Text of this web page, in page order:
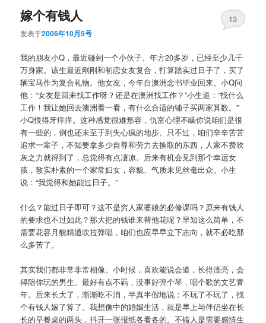
嫁个有钱人
发表于2006年10月5号
13
我的朋友小Q，最近碰到一个小伙子。年方20多岁，已经至少几千
万身家。该生最近刚刚和初恋女友复合，打算踏实过日子了，买了
辆宝马作为复合礼物。他女友，今年自澳洲念书毕业回来。小Q问
他：“女友是回来找工作呀？还是在澳洲找工作？”小生道：“找什么
工作！我让她回去澳洲看一看，有什么合适的铺子买两家算数。”
小Q恨得牙痒痒。这种感觉很难形容，仇富心理不瞒你说咱们是很
有一些的，倒也还未至于到失心疯的地步。只不过，咱们辛辛苦苦
追求一辈子，不知要拿多少自尊和劳力去换取的东西，人家不费吹
灰之力就得到了，总觉得有点凄凉。后来有机会见到那个幸运女
孩，敦实朴素的一个家常妇女，容貌、气质未见丝毫出众。小生
说：“我觉得和她能过日子。”
什么？能过日子即可？这不是穷人家婆娘的必修课吗？原来有钱人
的要求也不过如此？那大把的钱谁来替他花呢？早知这么简单，不
需要花容月貌精通吹拉弹唱，咱们也应早早立下志向，就不必吃那
么多苦了。
其实我们都非常非常相像。小时候，喜欢能说会道，长得漂亮，会
得陪你玩的男生。最好有点不羁，没事好弹个琴，唱个歌的文艺青
年。后来长大了，渐渐吃不消，半真半假地说：不玩了不玩了，找
个有钱人嫁了算了。我想像中的婚姻生活，就是早上与伴侣坐在长
长的早餐桌的两头，抖开一张报纸各看各的。不错人是需要感情生